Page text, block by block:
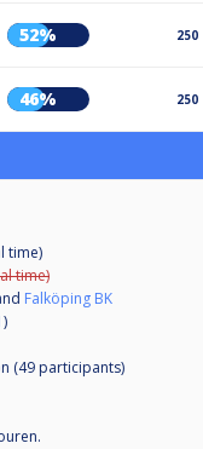
52% 250
46% 250
time)
time)
Falköping BK
)
(49 participants)